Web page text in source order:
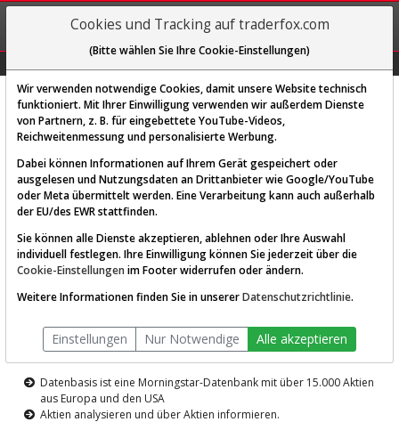
REGIS-
TRIEREN
Diese Funktion ist nur für
AKTIEN-TERMINAL
Die Aktienanalyse-Plattform von
TraderFox
Datenbasis ist eine Morningstar-Datenbank mit über 15.000 Aktien
aus Europa und den USA
Aktien analysieren und über Aktien informieren.
Cookies und Tracking auf traderfox.com
(Bitte wählen Sie Ihre Cookie-Einstellungen)
Wir verwenden notwendige Cookies, damit unsere Website technisch
funktioniert. Mit Ihrer Einwilligung verwenden wir außerdem Dienste
von Partnern, z. B. für eingebettete YouTube-Videos,
Reichweitenmessung und personalisierte Werbung.
Dabei können Informationen auf Ihrem Gerät gespeichert oder
ausgelesen und Nutzungsdaten an Drittanbieter wie Google/YouTube
oder Meta übermittelt werden. Eine Verarbeitung kann auch außerhalb
der EU/des EWR stattfinden.
Sie können alle Dienste akzeptieren, ablehnen oder Ihre Auswahl
individuell festlegen. Ihre Einwilligung können Sie jederzeit über die
Cookie-Einstellungen im Footer widerrufen oder ändern.
Weitere Informationen finden Sie in unsererDatenschutzrichtlinie.
Einstellungen Nur Notwendige Alle akzeptieren